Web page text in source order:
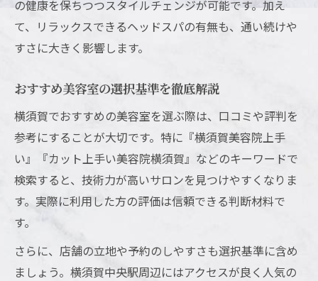
の健康を保ちつつスタイルチェンジが可能です。加え
て、リラックスできるヘッドスパの有無も、通い続けや
すさに大きく影響します。
おすすめ美容室の選択基準を徹底解説
横須賀でおすすめの美容室を選ぶ際は、口コミや評判を
参考にすることが大切です。特に『横須賀美容院上手
い』『カット上手い美容院横須賀』などのキーワードで
検索すると、技術力が高いサロンを見つけやすくなりま
す。実際に利用した方の評価は信頼できる判断材料で
す。
さらに、店舗の立地や予約のしやすさも選択基準に含め
ましょう。横須賀中央駅周辺にはアクセスが良く人気の